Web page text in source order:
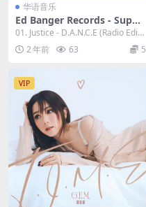
华语音乐
Ed Banger Records - Suppo
rt Your Local Record Label
2023 [24Bit/44.1kHz] [Hi-Re
s Flac 446MB]
01. Justice - D.A.N.C.E (Radio Edit)
02....
2 年前 63 5
VIP